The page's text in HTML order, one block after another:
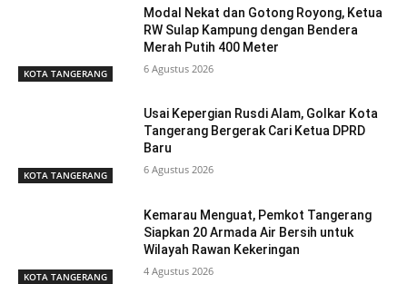
KOTA TANGERANG
Modal Nekat dan Gotong Royong, Ketua
RW Sulap Kampung dengan Bendera
Merah Putih 400 Meter
6 Agustus 2026
KOTA TANGERANG
Usai Kepergian Rusdi Alam, Golkar Kota
Tangerang Bergerak Cari Ketua DPRD
Baru
6 Agustus 2026
KOTA TANGERANG
Kemarau Menguat, Pemkot Tangerang
Siapkan 20 Armada Air Bersih untuk
Wilayah Rawan Kekeringan
4 Agustus 2026